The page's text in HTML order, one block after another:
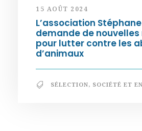
15 AOÛT 2024
L’association
demande de nouvelles
pour lutter contre les
d’animaux
SÉLECTION, SOCIÉTÉ ET